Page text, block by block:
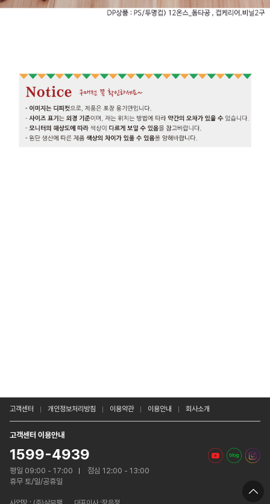
고객센터 개인정보처리방침 이용약관 이용안내 회사소개
고객센터 이용안내
1599-4939
평일 09:00 - 17:00
점심 12:00 - 13:00
휴무 토/일/공휴일